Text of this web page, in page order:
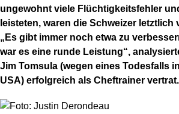
ungewohnt viele Flüchtigkeitsfehler
leisteten, waren die Schweizer
„Es gibt immer noch etwa zu
war es eine runde Leistung“,
Jim Tomsula (wegen eines Todesfalls
USA) erfolgreich als Cheftrainer vertrat.